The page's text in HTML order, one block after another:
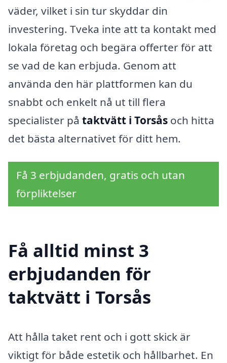
väder, vilket i sin tur skyddar din
investering. Tveka inte att ta kontakt med
lokala företag och begära offerter för att
se vad de kan erbjuda. Genom att
använda den här plattformen kan du
snabbt och enkelt nå ut till flera
specialister på taktvätt i Torsås och hitta
det bästa alternativet för ditt hem.
Få 3 erbjudanden, gratis och utan
förpliktelser
Få alltid minst 3
erbjudanden för
taktvätt i Torsås
Att hålla taket rent och i gott skick är
viktigt för både estetik och hållbarhet. En